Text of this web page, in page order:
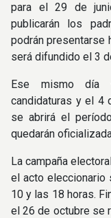
para el 29 de
publicarán los
podrán presentarse
será difundido el 3
Ese mismo día
candidaturas y el 4
se abrirá el
quedarán
La campaña
el acto eleccionario
10 y las 18 horas.
el 26 de octubre se